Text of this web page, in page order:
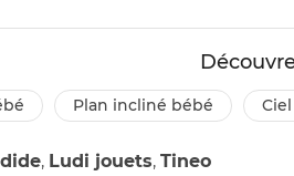
plan incliné bébé
, Ludi jouets, Tineo